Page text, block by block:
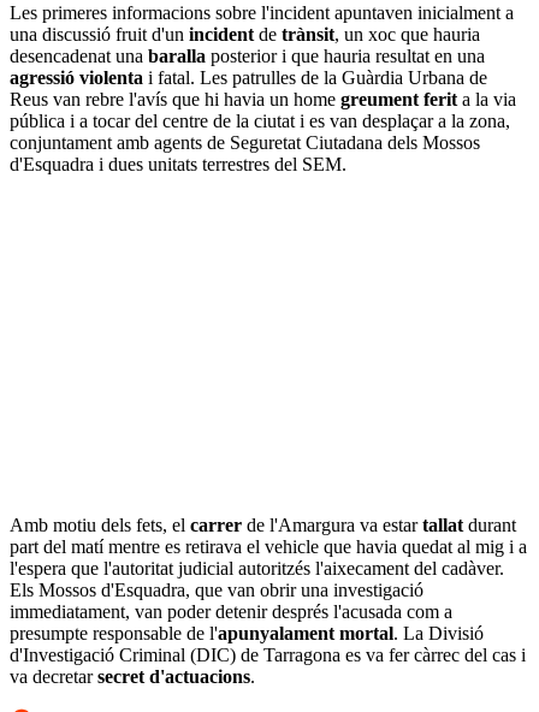
Les primeres informacions sobre l'incident apuntaven inicialment a
una discussió fruit d'un incident de trànsit, un xoc que hauria
desencadenat una baralla posterior i que hauria resultat en una
agressió violenta i fatal. Les patrulles de la Guàrdia Urbana de
Reus van rebre l'avís que hi havia un home greument ferit a la via
pública i a tocar del centre de la ciutat i es van desplaçar a la zona,
conjuntament amb agents de Seguretat Ciutadana dels Mossos
d'Esquadra i dues unitats terrestres del SEM.
Amb motiu dels fets, el carrer de l'Amargura va estartallat durant
part del matí mentre es retirava el vehicle que havia quedat al mig i a
l'espera que l'autoritat judicial autoritzés l'aixecament del cadàver.
Els Mossos d'Esquadra, que van obrir una investigació
immediatament, van poder detenir després l'acusada com a
presumpte responsable de l'apunyalament mortal. La Divisió
d'Investigació Criminal (DIC) de Tarragona es va fer càrrec del cas i
va decretarsecret d'actuacions.